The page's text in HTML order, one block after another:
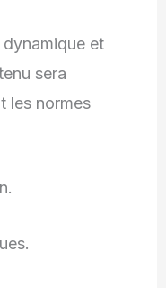
et
sera
les normes